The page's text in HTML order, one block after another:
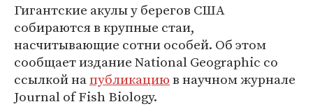
Гигантские акулы у берегов США
собираются в крупные стаи,
насчитывающие сотни особей. Об этом
сообщает издание National Geographic со
ссылкой напубликациюв научном журнале
Journal of Fish Biology.